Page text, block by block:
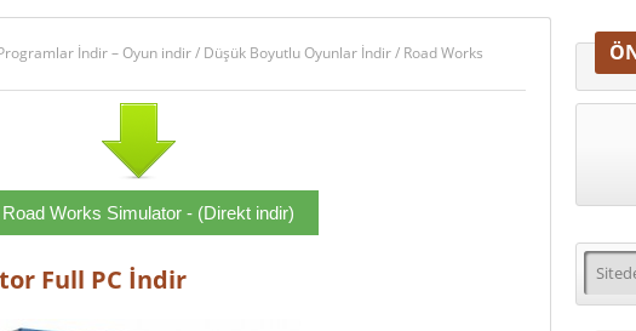
İndir – Oyun indir/ Düşük Boyutlu Oyunlar İndir/ Road Works
Road Works Simulator - (Direkt indir)
Full PC İndir